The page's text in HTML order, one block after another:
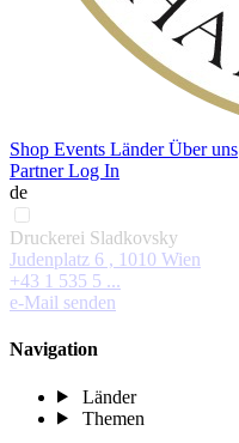
Shop Events LänderÜber uns
Partner Log In
de
Druckerei Sladkovsky
Judenplatz 6 , 1010 Wien
+43 1 535 5 ...
e-Mail senden
Navigation
Länder
Themen